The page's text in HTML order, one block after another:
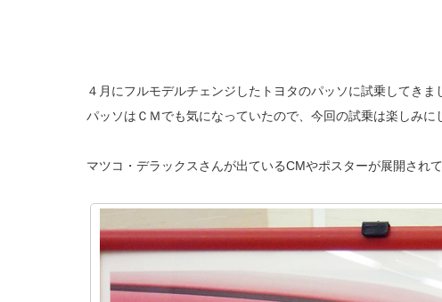
４月にフルモデルチェンジしたトヨタのパッソに試乗してきま
パッソはＣＭでも気になっていたので、今回の試乗は楽しみに
マツコ・デラックスさんが出ているCMやポスターが展開され